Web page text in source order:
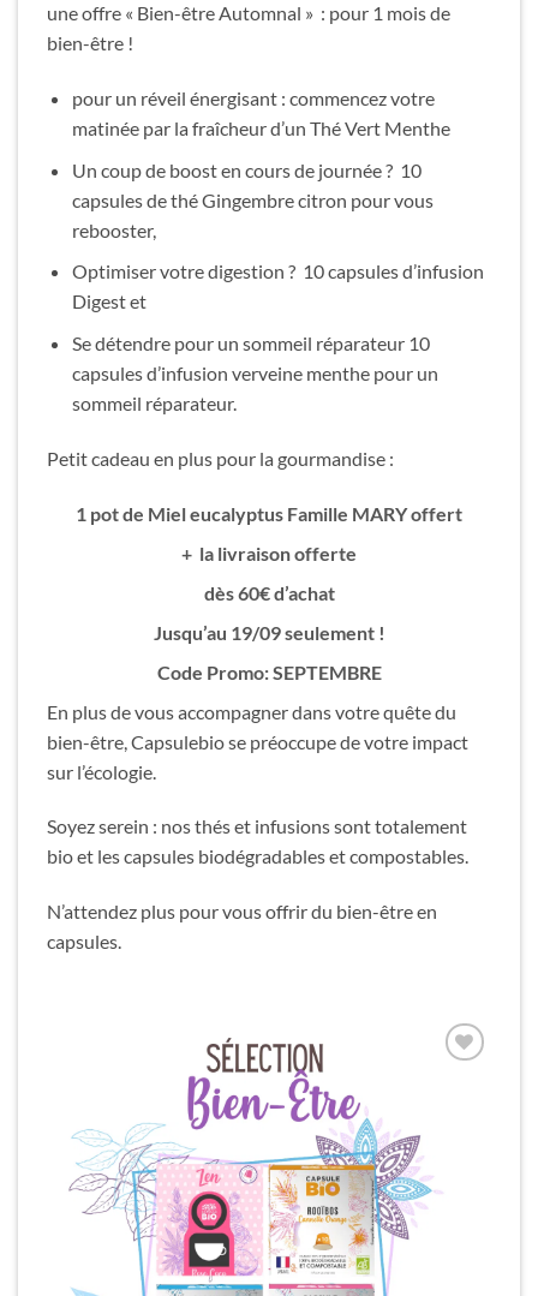
une offre « Bien-être Automnal » : pour 1 mois de
bien-être !
pour un réveil énergisant : commencez votre
matinée par la fraîcheur d’un Thé Vert Menthe
Un coup de boost en cours de journée ? 10
capsules de thé Gingembre citron pour vous
rebooster,
Optimiser votre digestion ? 10 capsules d’infusion
Digest et
Se détendre pour un sommeil réparateur 10
capsules d’infusion verveine menthe pour un
sommeil réparateur.
Petit cadeau en plus pour la gourmandise :
1 pot de Miel eucalyptus Famille MARY offert
+ la livraison offerte
dès 60€ d’achat
Jusqu’au 19/09 seulement !
Code Promo: SEPTEMBRE
En plus de vous accompagner dans votre quête du
bien-être, Capsulebio se préoccupe de votre impact
sur l’écologie.
Soyez serein : nos thés et infusions sont totalement
bio et les capsules biodégradables et compostables.
N’attendez plus pour vous offrir du bien-être en
capsules.